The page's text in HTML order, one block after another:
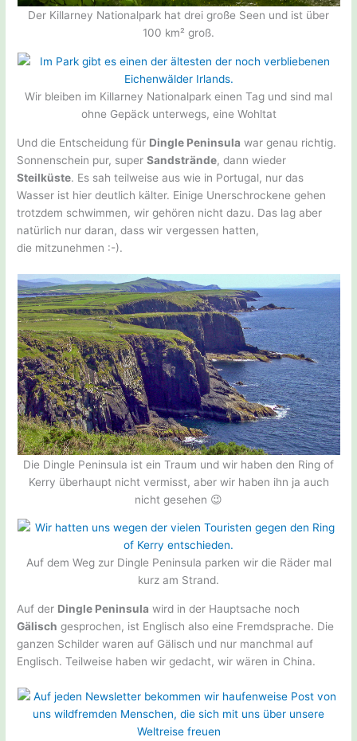
Der Killarney Nationalpark hat drei große Seen und ist über
100 km² groß.
Wir bleiben im Killarney Nationalpark einen Tag und sind mal
ohne Gepäck unterwegs, eine Wohltat
Und die Entscheidung für Dingle Peninsula war genau richtig.
Sonnenschein pur, superSandstrände, dann wieder
Steilküste. Es sah teilweise aus wie in Portugal, nur das
Wasser ist hier deutlich kälter. Einige Unerschrockene gehen
trotzdem schwimmen, wir gehören nicht dazu. Das lag aber
natürlich nur daran, dass wir vergessen hatten,
die mitzunehmen :-).
Die Dingle Peninsula ist ein Traum und wir haben den Ring of
Kerry überhaupt nicht vermisst, aber wir haben ihn ja auch
nicht gesehen 😉
Auf dem Weg zur Dingle Peninsula parken wir die Räder mal
kurz am Strand.
Auf der Dingle Peninsula wird in der Hauptsache noch
Gälisch gesprochen, ist Englisch also eine Fremdsprache. Die
ganzen Schilder waren auf Gälisch und nur manchmal auf
Englisch. Teilweise haben wir gedacht, wir wären in China.